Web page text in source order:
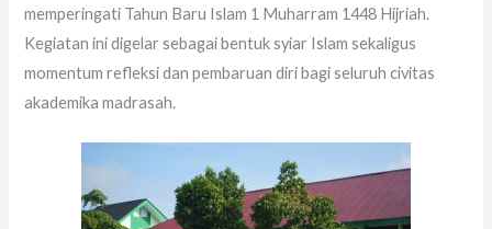
memperingati Tahun Baru Islam 1 Muharram 1448 Hijriah.
Kegiatan ini digelar sebagai bentuk syiar Islam sekaligus
momentum refleksi dan pembaruan diri bagi seluruh civitas
akademika madrasah.